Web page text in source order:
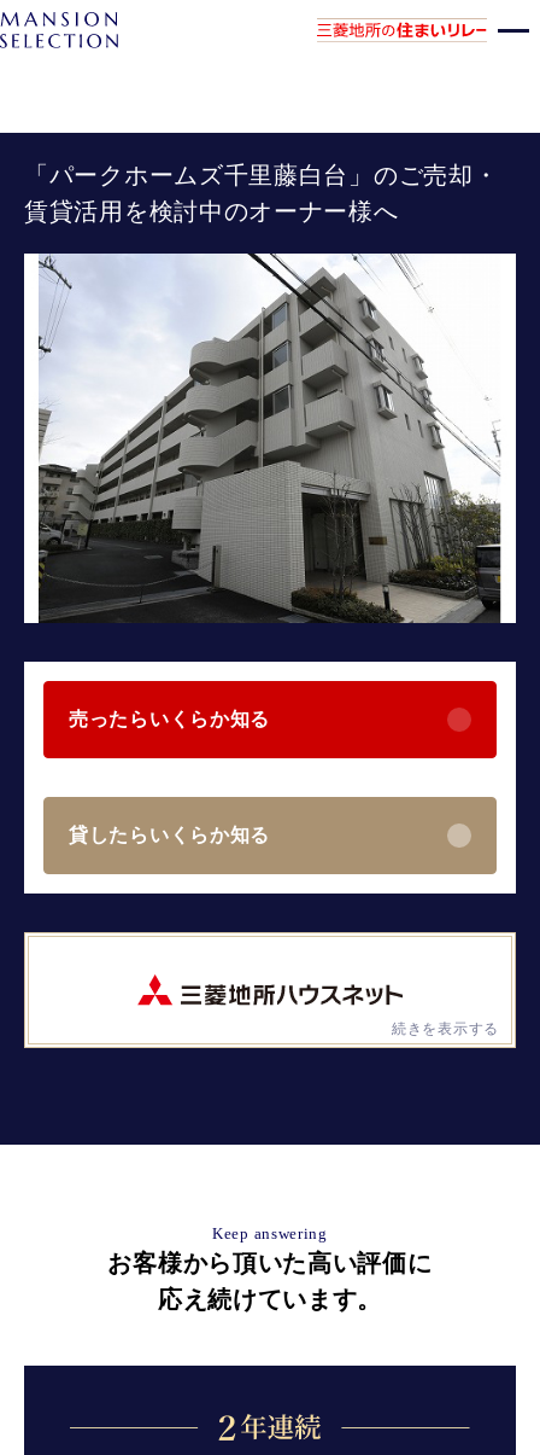
「パークホームズ千里藤白台」のご売却・
賃貸活用を検討中のオーナー様へ
売ったらいくらか知る
貸したらいくらか知る
続きを表示する
Keep answering
お客様から頂いた高い評価に
応え続けています。